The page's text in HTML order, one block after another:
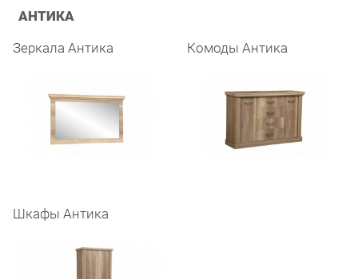
АНТИКА
Зеркала Антика Комоды Антика